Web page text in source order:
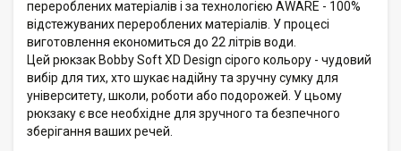
перероблених матеріалів і за технологією AWARE - 100%
відстежуваних перероблених матеріалів. У процесі
виготовлення економиться до 22 літрів води.
Цей рюкзак Bobby Soft XD Design сірого кольору - чудовий
вибір для тих, хто шукає надійну та зручну сумку для
університету, школи, роботи або подорожей. У цьому
рюкзаку є все необхідне для зручного та безпечного
зберігання ваших речей.